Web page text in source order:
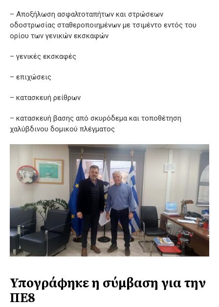
– Αποξήλωση ασφαλτοταπήτων και στρώσεων
οδοστρωσίας σταθεροποιημένων με τσιμέντο εντός του
ορίου των γενικών εκσκαφών
– γενικές εκσκαφές
– επιχώσεις
– κατασκευή ρείθρων
– κατασκευή βασης από σκυρόδεμα και τοποθέτηση
χαλύβδινου δομικού πλέγματος
Υπογράφηκε η σύμβαση για την
ΠΕ8